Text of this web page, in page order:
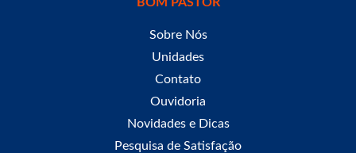
Sobre Nós
Unidades
Contato
Ouvidoria
Novidades e Dicas
Pesquisa de Satisfação